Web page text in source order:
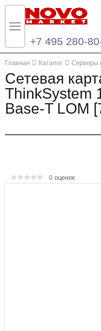
+7 495 280-
Главная Каталог Серверы
Сетевая
ThinkSystem
Base-T LOM
0 оценок
Назад
Каталог продукции
Ноутбуки и ультрабуки
Серверы и СХД
Назад
Контакты
Контактная информация